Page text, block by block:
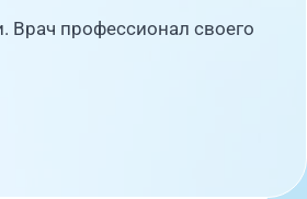
Врач профессионал своего